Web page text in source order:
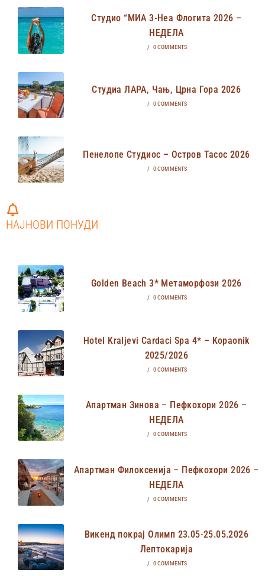
Студио “МИА 3-Неа Флогита 2026 –
НЕДЕЛА
/ 0 COMMENTS
Студиа ЛАРА, Чањ, Црна Гора 2026
/ 0 COMMENTS
Пенелопе Студиос – Остров Тасос 2026
/ 0 COMMENTS
НАЈНОВИ ПОНУДИ
Golden Beach 3* Метаморфози 2026
/ 0 COMMENTS
Hotel Kraljevi Cardaci Spa 4* – Kopaonik
2025/2026
/ 0 COMMENTS
Апартман Зинова – Пефкохори 2026 –
НЕДЕЛА
/ 0 COMMENTS
Апартман Филоксенија – Пефкохори 2026 –
НЕДЕЛА
/ 0 COMMENTS
Викенд покрај Олимп 23.05-25.05.2026
Лептокарија
/ 0 COMMENTS